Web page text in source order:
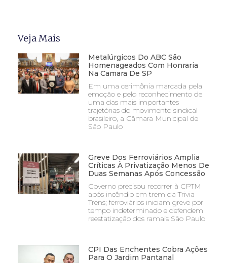
Veja Mais
Metalúrgicos Do ABC São
Homenageados Com Honraria
Na Camara De SP
Em uma cerimônia marcada pela
emoção e pelo reconhecimento de
uma das mais importantes
trajetórias do movimento sindical
brasileiro, a Câmara Municipal de
São Paulo
Greve Dos Ferroviários Amplia
Críticas À Privatização Menos De
Duas Semanas Após Concessão
Governo precisou recorrer à CPTM
após incêndio em trem da Trivia
Trens; ferroviários iniciam greve por
tempo indeterminado e defendem
reestatização dos ramais São Paulo
CPI Das Enchentes Cobra Ações
Para O Jardim Pantanal